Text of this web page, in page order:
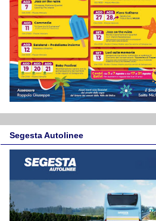
Segesta Autolinee